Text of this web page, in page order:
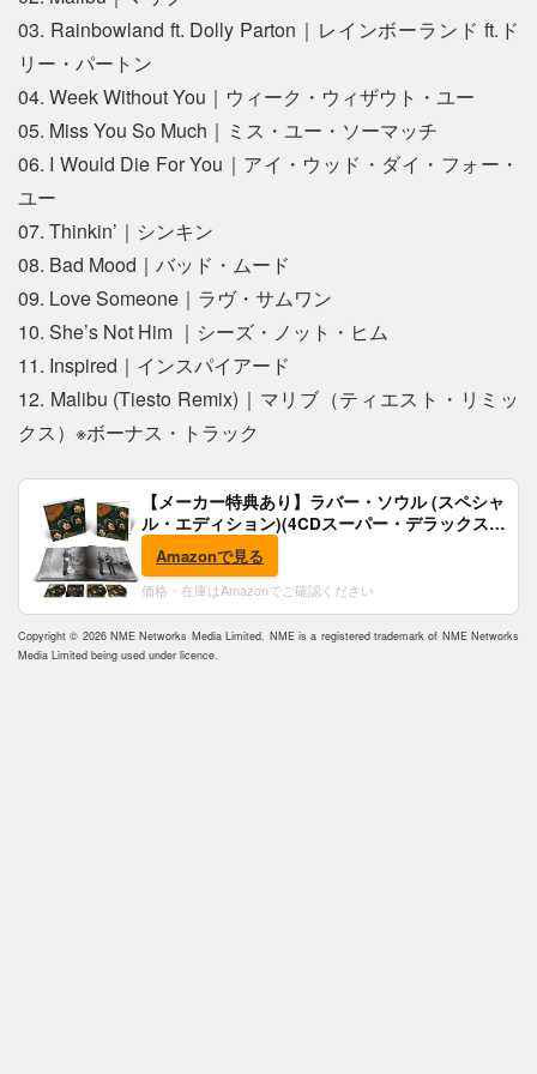
03. Rainbowland ft. Dolly Parton｜レインボーランド ft.ド
リー・パートン
04. Week Without You｜ウィーク・ウィザウト・ユー
05. Miss You So Much｜ミス・ユー・ソーマッチ
06. I Would Die For You｜アイ・ウッド・ダイ・フォー・
ユー
07. Thinkin’｜シンキン
08. Bad Mood｜バッド・ムード
09. Love Someone｜ラヴ・サムワン
10. She’s Not Him ｜シーズ・ノット・ヒム
11. Inspired｜インスパイアード
12. Malibu (Tiesto Remix)｜マリブ（ティエスト・リミッ
クス）※ボーナス・トラック
【メーカー特典あり】ラバー・ソウル (スペシャ
ル・エディション)(4CDスーパー・デラックス)
(完全生産限定盤)(SHM-CD)(特典:B2ポスター付)
Amazonで見る
価格・在庫はAmazonでご確認ください
Copyright © 2026 NME Networks Media Limited. NME is a registered trademark of NME Networks
Media Limited being used under licence.